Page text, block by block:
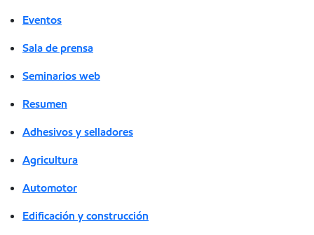
Eventos
Sala de prensa
Seminarios web
Resumen
Adhesivos y selladores
Agricultura
Automotor
Edificación y construcción